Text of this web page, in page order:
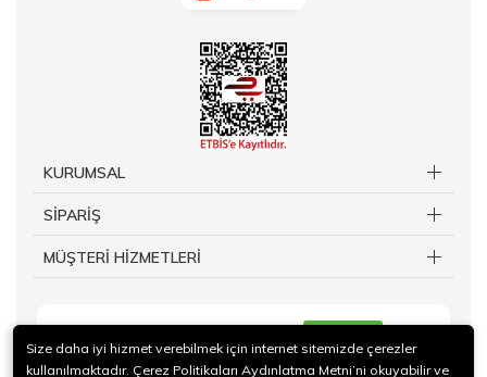
KURUMSAL
SİPARİŞ
MÜŞTERİ HİZMETLERİ
Size daha iyi hizmet verebilmek için internet sitemizde çerezler
kullanılmaktadır. Çerez Politikaları Aydınlatma Metni’ni okuyabilir ve